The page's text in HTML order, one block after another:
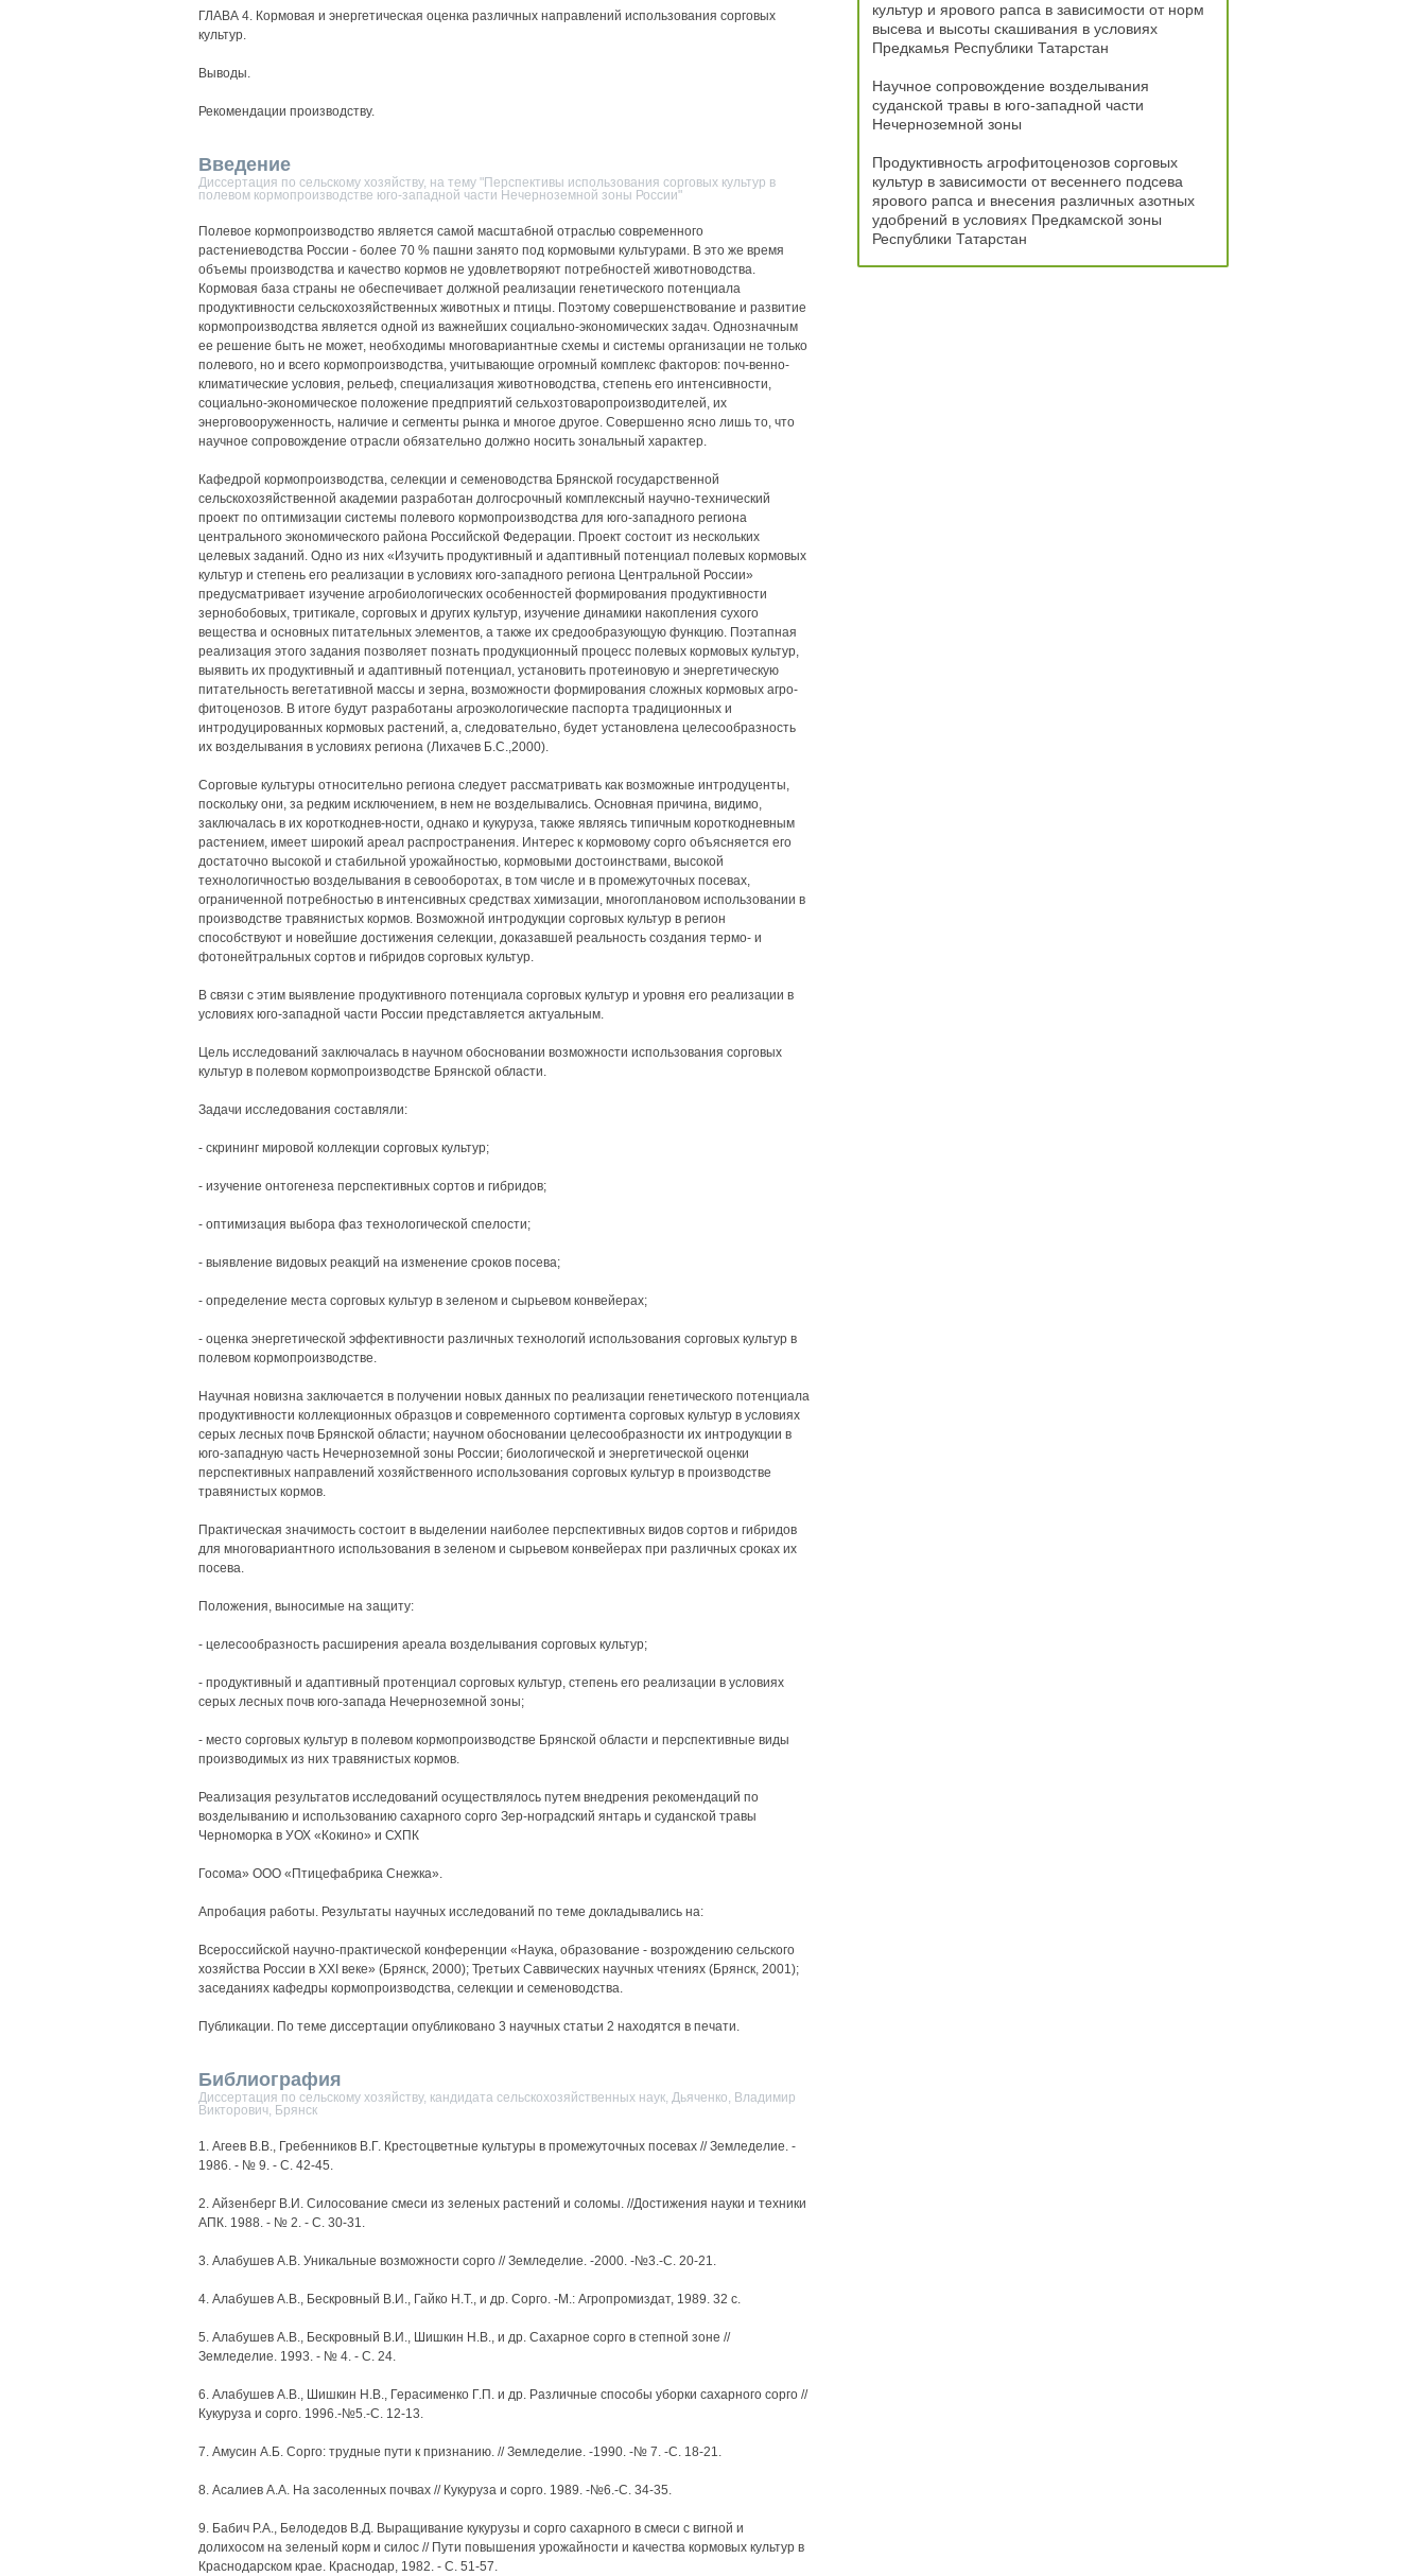
ГЛАВА 4. Кормовая и энергетическая оценка различных направлений использования сорговых
культур.
Выводы.
Рекомендации производству.
Введение
Диссертация по сельскому хозяйству, на тему "Перспективы использования сорговых культур в
полевом кормопроизводстве юго-западной части Нечерноземной зоны России"
Полевое кормопроизводство является самой масштабной отраслью современного
растениеводства России - более 70 % пашни занято под кормовыми культурами. В это же время
объемы производства и качество кормов не удовлетворяют потребностей животноводства.
Кормовая база страны не обеспечивает должной реализации генетического потенциала
продуктивности сельскохозяйственных животных и птицы. Поэтому совершенствование и развитие
кормопроизводства является одной из важнейших социально-экономических задач. Однозначным
ее решение быть не может, необходимы многовариантные схемы и системы организации не только
полевого, но и всего кормопроизводства, учитывающие огромный комплекс факторов: поч-венно-
климатические условия, рельеф, специализация животноводства, степень его интенсивности,
социально-экономическое положение предприятий сельхозтоваропроизводителей, их
энерговооруженность, наличие и сегменты рынка и многое другое. Совершенно ясно лишь то, что
научное сопровождение отрасли обязательно должно носить зональный характер.
Кафедрой кормопроизводства, селекции и семеноводства Брянской государственной
сельскохозяйственной академии разработан долгосрочный комплексный научно-технический
проект по оптимизации системы полевого кормопроизводства для юго-западного региона
центрального экономического района Российской Федерации. Проект состоит из нескольких
целевых заданий. Одно из них «Изучить продуктивный и адаптивный потенциал полевых кормовых
культур и степень его реализации в условиях юго-западного региона Центральной России»
предусматривает изучение агробиологических особенностей формирования продуктивности
зернобобовых, тритикале, сорговых и других культур, изучение динамики накопления сухого
вещества и основных питательных элементов, а также их средообразующую функцию. Поэтапная
реализация этого задания позволяет познать продукционный процесс полевых кормовых культур,
выявить их продуктивный и адаптивный потенциал, установить протеиновую и энергетическую
питательность вегетативной массы и зерна, возможности формирования сложных кормовых агро-
фитоценозов. В итоге будут разработаны агроэкологические паспорта традиционных и
интродуцированных кормовых растений, а, следовательно, будет установлена целесообразность
их возделывания в условиях региона (Лихачев Б.С.,2000).
Сорговые культуры относительно региона следует рассматривать как возможные интродуценты,
поскольку они, за редким исключением, в нем не возделывались. Основная причина, видимо,
заключалась в их короткоднев-ности, однако и кукуруза, также являясь типичным короткодневным
растением, имеет широкий ареал распространения. Интерес к кормовому сорго объясняется его
достаточно высокой и стабильной урожайностью, кормовыми достоинствами, высокой
технологичностью возделывания в севооборотах, в том числе и в промежуточных посевах,
ограниченной потребностью в интенсивных средствах химизации, многоплановом использовании в
производстве травянистых кормов. Возможной интродукции сорговых культур в регион
способствуют и новейшие достижения селекции, доказавшей реальность создания термо- и
фотонейтральных сортов и гибридов сорговых культур.
В связи с этим выявление продуктивного потенциала сорговых культур и уровня его реализации в
условиях юго-западной части России представляется актуальным.
Цель исследований заключалась в научном обосновании возможности использования сорговых
культур в полевом кормопроизводстве Брянской области.
Задачи исследования составляли:
- скрининг мировой коллекции сорговых культур;
- изучение онтогенеза перспективных сортов и гибридов;
- оптимизация выбора фаз технологической спелости;
- выявление видовых реакций на изменение сроков посева;
- определение места сорговых культур в зеленом и сырьевом конвейерах;
- оценка энергетической эффективности различных технологий использования сорговых культур в
полевом кормопроизводстве.
Научная новизна заключается в получении новых данных по реализации генетического потенциала
продуктивности коллекционных образцов и современного сортимента сорговых культур в условиях
серых лесных почв Брянской области; научном обосновании целесообразности их интродукции в
юго-западную часть Нечерноземной зоны России; биологической и энергетической оценки
перспективных направлений хозяйственного использования сорговых культур в производстве
травянистых кормов.
Практическая значимость состоит в выделении наиболее перспективных видов сортов и гибридов
для многовариантного использования в зеленом и сырьевом конвейерах при различных сроках их
посева.
Положения, выносимые на защиту:
- целесообразность расширения ареала возделывания сорговых культур;
- продуктивный и адаптивный протенциал сорговых культур, степень его реализации в условиях
серых лесных почв юго-запада Нечерноземной зоны;
- место сорговых культур в полевом кормопроизводстве Брянской области и перспективные виды
производимых из них травянистых кормов.
Реализация результатов исследований осуществлялось путем внедрения рекомендаций по
возделыванию и использованию сахарного сорго Зер-ноградский янтарь и суданской травы
Черноморка в УОХ «Кокино» и СХПК
Госома» ООО «Птицефабрика Снежка».
Апробация работы. Результаты научных исследований по теме докладывались на:
Всероссийской научно-практической конференции «Наука, образование - возрождению сельского
хозяйства России в XXI веке» (Брянск, 2000); Третьих Саввических научных чтениях (Брянск, 2001);
заседаниях кафедры кормопроизводства, селекции и семеноводства.
Публикации. По теме диссертации опубликовано 3 научных статьи 2 находятся в печати.
Библиография
Диссертация по сельскому хозяйству, кандидата сельскохозяйственных наук, Дьяченко, Владимир
Викторович, Брянск
1. Агеев В.В., Гребенников В.Г. Крестоцветные культуры в промежуточных посевах // Земледелие. -
1986. - № 9. - С. 42-45.
2. Айзенберг В.И. Силосование смеси из зеленых растений и соломы. //Достижения науки и техники
АПК. 1988. - № 2. - С. 30-31.
3. Алабушев А.В. Уникальные возможности сорго // Земледелие. -2000. -№3.-С. 20-21.
4. Алабушев А.В., Бескровный В.И., Гайко Н.Т., и др. Сорго. -М.: Агропромиздат, 1989. 32 с.
5. Алабушев А.В., Бескровный В.И., Шишкин Н.В., и др. Сахарное сорго в степной зоне //
Земледелие. 1993. - № 4. - С. 24.
6. Алабушев А.В., Шишкин Н.В., Герасименко Г.П. и др. Различные способы уборки сахарного сорго //
Кукуруза и сорго. 1996.-№5.-С. 12-13.
7. Амусин А.Б. Сорго: трудные пути к признанию. // Земледелие. -1990. -№ 7. -С. 18-21.
8. Асалиев А.А. На засоленных почвах // Кукуруза и сорго. 1989. -№6.-С. 34-35.
9. Бабич Р.А., Белодедов В.Д. Выращивание кукурузы и сорго сахарного в смеси с вигной и
долихосом на зеленый корм и силос // Пути повышения урожайности и качества кормовых культур в
Краснодарском крае. Краснодар, 1982. - С. 51-57.
культур и ярового рапса в зависимости от норм
высева и высоты скашивания в условиях
Предкамья Республики Татарстан
Научное сопровождение возделывания
суданской травы в юго-западной части
Нечерноземной зоны
Продуктивность агрофитоценозов сорговых
культур в зависимости от весеннего подсева
ярового рапса и внесения различных азотных
удобрений в условиях Предкамской зоны
Республики Татарстан